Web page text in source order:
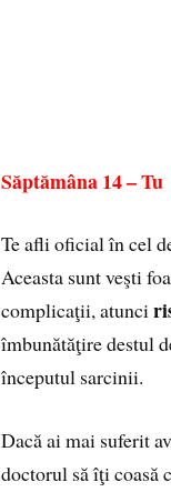
Săptămâna 14 – Tu
Te afli oficial în cel
Aceasta sunt veşti
complicaţii, atunci
îmbunătăţire destul
începutul sarcinii.
Dacă ai mai suferit
doctorul să îţi coasă